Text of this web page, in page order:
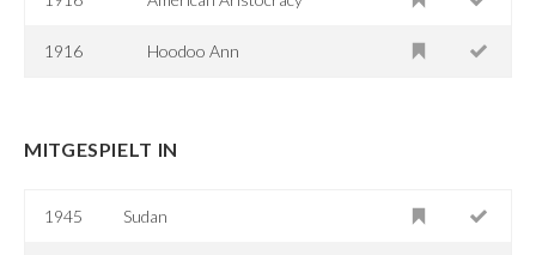
1916 Hoodoo Ann
MITGESPIELT IN
1945 Sudan